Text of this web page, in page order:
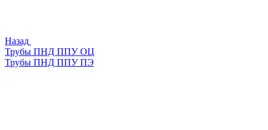
Назад
Трубы ПНД ППУ ОЦ
Трубы ПНД ППУ ПЭ